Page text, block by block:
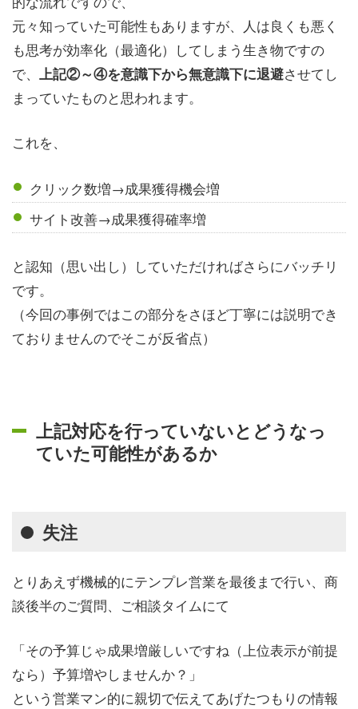
元々知っていた可能性もありますが、人は良くも悪く
も思考が効率化（最適化）してしまう生き物ですの
で、 上記②～④を意識下から無意識下に退避させてし
まっていたものと思われます。
これを、
クリック数増→成果獲得機会増
サイト改善→成果獲得確率増
と認知（思い出し）していただければさらにバッチリ
です。
（今回の事例ではこの部分をさほど丁寧には説明でき
ておりませんのでそこが反省点）
上記対応を行っていないとどうなっ
ていた可能性があるか
失注
とりあえず機械的にテンプレ営業を最後まで行い、商
談後半のご質問、ご相談タイムにて
「その予算じゃ成果増厳しいですね（上位表示が前提
なら）予算増やしませんか？」
という営業マン的に親切で伝えてあげたつもりの情報